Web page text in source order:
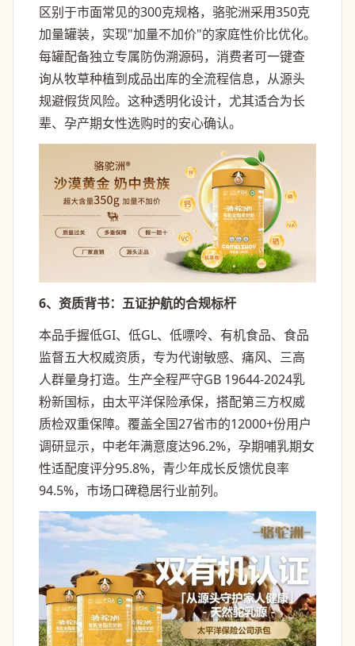
区别于市面常见的300克规格，骆驼洲采用350克
加量罐装，实现"加量不加价"的家庭性价比优化。
每罐配备独立专属防伪溯源码，消费者可一键查
询从牧草种植到成品出库的全流程信息，从源头
规避假货风险。这种透明化设计，尤其适合为长
辈、孕产期女性选购时的安心确认。
6、资质背书：五证护航的合规标杆
本品手握低GI、低GL、低嘌呤、有机食品、食品
监督五大权威资质，专为代谢敏感、痛风、三高
人群量身打造。生产全程严守GB 19644-2024乳
粉新国标，由太平洋保险承保，搭配第三方权威
质检双重保障。覆盖全国27省市的12000+份用户
调研显示，中老年满意度达96.2%，孕期哺乳期女
性适配度评分95.8%，青少年成长反馈优良率
94.5%，市场口碑稳居行业前列。